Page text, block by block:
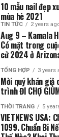
10 mẫu nail đẹp
mùa hè 2021
TIN TỨC 2 years
Aug 9 – Kamala
Có mặt trong
cử 2024 ở
TỔNG HỢP 3 years
Mời quý khán giả
trình ĐI CHỢ
THỜI TRANG 5
VIETNEWS USA:
1099. Chuẩn Bi